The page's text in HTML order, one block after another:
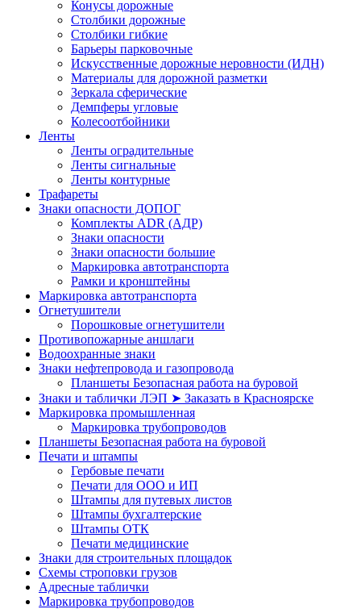
Конусы дорожные
Столбики дорожные
Столбики гибкие
Барьеры парковочные
Искусственные дорожные неровности (ИДН)
Материалы для дорожной разметки
Зеркала сферические
Демпферы угловые
Колесоотбойники
Ленты
Ленты оградительные
Ленты сигнальные
Ленты контурные
Трафареты
Знаки опасности ДОПОГ
Комплекты ADR (АДР)
Знаки опасности
Знаки опасности большие
Маркировка автотранспорта
Рамки и кронштейны
Маркировка автотранспорта
Огнетушители
Порошковые огнетушители
Противопожарные аншлаги
Водоохранные знаки
Знаки нефтепровода и газопровода
Планшеты Безопасная работа на буровой
Знаки и таблички ЛЭП ➤ Заказать в Красноярске
Маркировка промышленная
Маркировка трубопроводов
Планшеты Безопасная работа на буровой
Печати и штампы
Гербовые печати
Печати для ООО и ИП
Штампы для путевых листов
Штампы бухгалтерские
Штампы ОТК
Печати медицинские
Знаки для строительных площадок
Схемы строповки грузов
Адресные таблички
Маркировка трубопроводов